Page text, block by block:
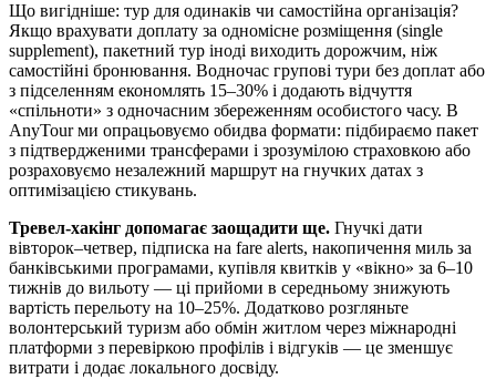
Що вигідніше: тур для одинаків чи самостійна організація?
Якщо врахувати доплату за одномісне розміщення (single
supplement), пакетний тур іноді виходить дорожчим, ніж
самостійні бронювання. Водночас групові тури без доплат або
з підселенням економлять 15–30% і додають відчуття
«спільноти» з одночасним збереженням особистого часу. В
AnyTour ми опрацьовуємо обидва формати: підбираємо пакет
з підтвердженими трансферами і зрозумілою страховкою або
розраховуємо незалежний маршрут на гнучких датах з
оптимізацією стикувань.
Тревел‑хакінг допомагає заощадити ще. Гнучкі дати
вівторок–четвер, підписка на fare alerts, накопичення миль за
банківськими програмами, купівля квитків у «вікно» за 6–10
тижнів до вильоту — ці прийоми в середньому знижують
вартість перельоту на 10–25%. Додатково розгляньте
волонтерський туризм або обмін житлом через міжнародні
платформи з перевіркою профілів і відгуків — це зменшує
витрати і додає локального досвіду.